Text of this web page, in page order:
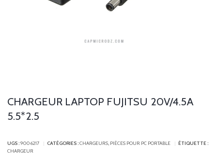
CHARGEUR LAPTOP FUJITSU 20V/4.5A
5.5*2.5
UGS :9006217 CATÉGORIES :CHARGEURS, PIÈCES POUR PC PORTABLE
ÉTIQUETTE :
CHARGEUR